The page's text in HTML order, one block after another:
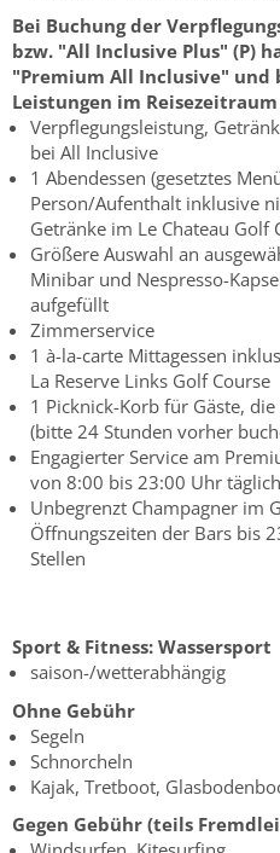
Bei Buchung der
bzw. "All Inclusive Plus" (P)
"Premium All Inclusive"
Leistungen im Reisezeitraum
Verpflegungsleistung,
bei All Inclusive
1 Abendessen (gesetztes
Person/Aufenthalt inklusive
Getränke im Le Chateau Golf
Größere Auswahl an
Minibar und Nespresso-
aufgefüllt
Zimmerservice
1 à-la-carte Mittagessen
La Reserve Links Golf Course
1 Picknick-Korb für Gäste,
(bitte 24 Stunden vorher
Engagierter Service am
von 8:00 bis 23:00 Uhr täglich
Unbegrenzt Champagner im
Öffnungszeiten der Bars bis
Stellen
Sport & Fitness: Wassersport
saison-/wetterabhängig
Ohne Gebühr
Segeln
Schnorcheln
Kajak, Tretboot,
Gegen Gebühr (teils